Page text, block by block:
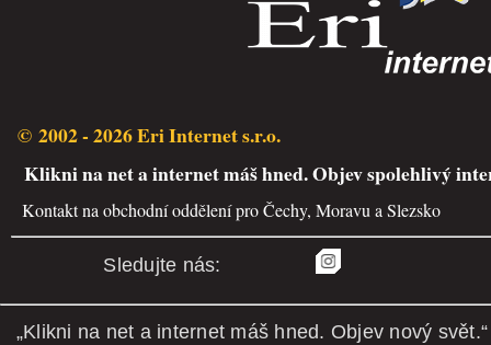
© 2002 - 2026 Eri Internet s.r.o.
Klikni na net a internet máš hned. Objev spolehlivý
Kontakt na obchodní oddělení pro Čechy, Moravu a Slezsko
Sledujte nás:
„Klikni na net a internet máš hned. Objev nový svět.“